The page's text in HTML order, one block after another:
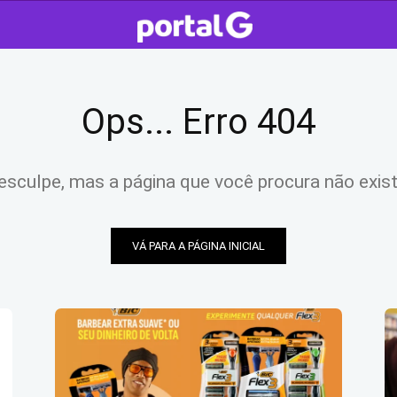
Ops... Erro 404
mas a página que você procura não
VÁ PARA A PÁGINA INICIAL